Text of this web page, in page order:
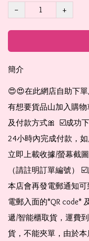
−
+
簡介
😍😍在此網店自助下單
有想要貨品山加入購物車
及付款方式🎀  ☑️成功
24小時內完成付款，
立即上載收據/螢幕截
（請註明訂單編號）
本店會再發電郵通知
電郵入面的*QR code*
遞/智能櫃取貨，運費
貨，不能夾單，由於